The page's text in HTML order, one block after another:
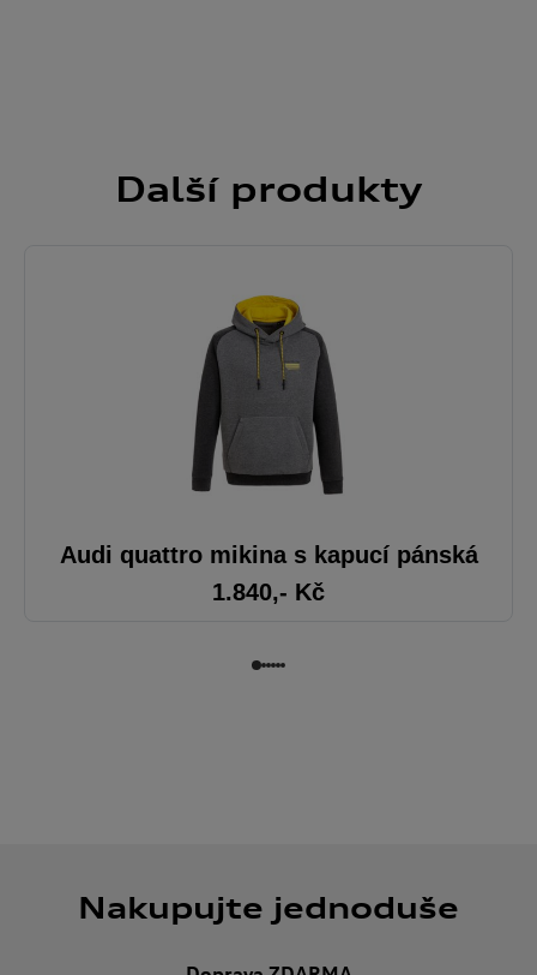
Dalšíprodukty
Audi quattro mikina s kapucí pánská
1.840,- Kč
Nakupujte jednoduše